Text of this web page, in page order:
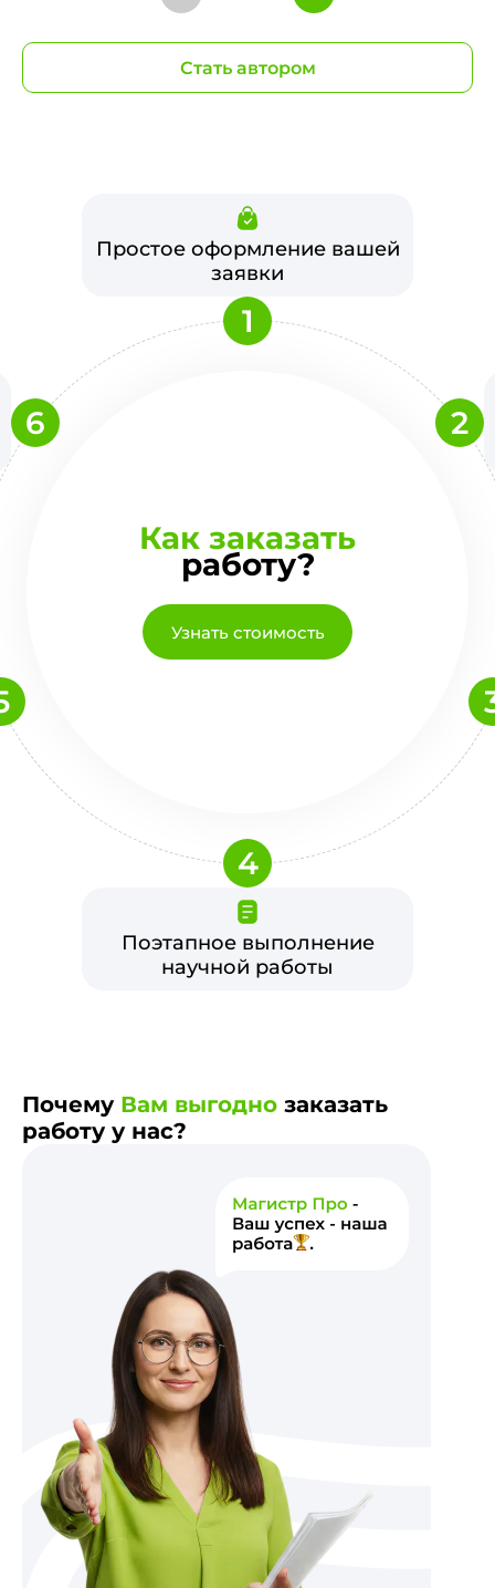
Стать автором
Как заказать
работу?
Узнать стоимость
Простое оформление вашей
заявки
1
2
Поэтапное выполнение
научной работы
4
6
Почему Вам выгодно заказать
работу у нас?